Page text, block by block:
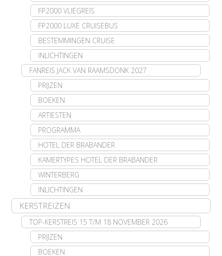
FP2000 VLIEGREIS
FP2000 LUXE CRUISEBUS
BESTEMMINGEN CRUISE
INLICHTINGEN
FANREIS JACK VAN RAAMSDONK 2027
PRIJZEN
BOEKEN
ARTIESTEN
PROGRAMMA
HOTEL DER BRABANDER
KAMERTYPES HOTEL DER BRABANDER
WINTERBERG
INLICHTINGEN
KERSTREIZEN
TOP-KERSTREIS 15 T/M 18 NOVEMBER 2026
PRIJZEN
BOEKEN